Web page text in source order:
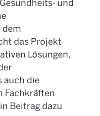
dem
das Projekt
Lösungen,
auch die
Fachkräften
Beitrag dazu